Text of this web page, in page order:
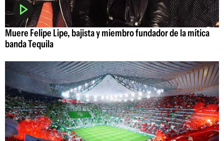
Muere Felipe Lipe, bajista y miembro fundador de la mítica
banda Tequila